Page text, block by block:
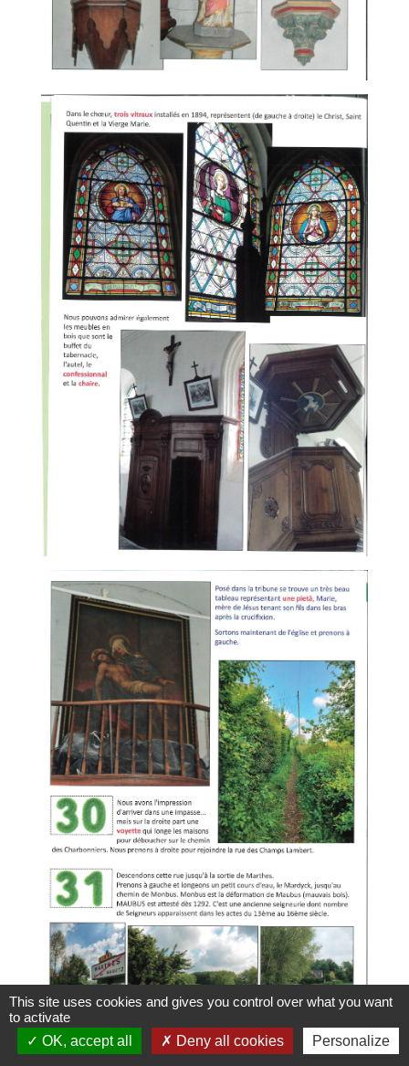
This site uses cookies and gives you control over what you want
to activate
OK, accept all
Deny all cookies Personalize